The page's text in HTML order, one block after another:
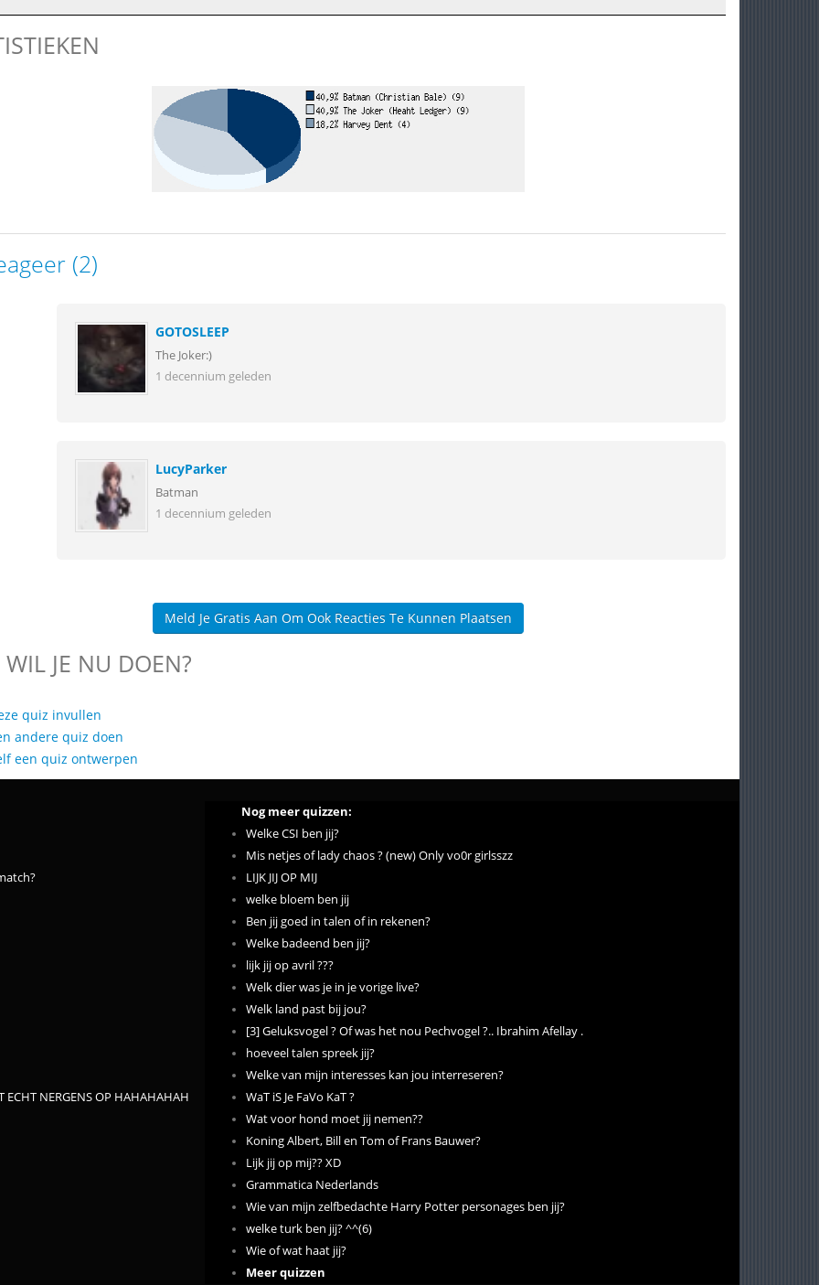
(2)
GOTOSLEEP
The Joker:)
1 decennium geleden
LucyParker
Batman
1 decennium geleden
Meld Je Gratis Aan Om Ook Reacties Te Kunnen Plaatsen
JE NU DOEN?
quiz invullen
andere quiz doen
een quiz ontwerpen
NERGENS OP HAHAHAHAH
Nog meer quizzen:
Welke CSI ben jij?
Mis netjes of lady chaos ? (new) Only vo0r girlsszz
LIJK JIJ OP MIJ
welke bloem ben jij
Ben jij goed in talen of in rekenen?
Welke badeend ben jij?
lijk jij op avril ???
Welk dier was je in je vorige live?
Welk land past bij jou?
[3] Geluksvogel ? Of was het nou Pechvogel ?.. Ibrahim Afellay .
hoeveel talen spreek jij?
Welke van mijn interesses kan jou interreseren?
WaT iS Je FaVo KaT ?
Wat voor hond moet jij nemen??
Koning Albert, Bill en Tom of Frans Bauwer?
Lijk jij op mij?? XD
Grammatica Nederlands
Wie van mijn zelfbedachte Harry Potter personages ben jij?
welke turk ben jij? ^^(6)
Wie of wat haat jij?
Meer quizzen